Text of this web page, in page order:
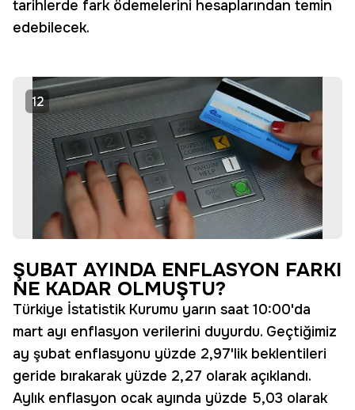
tarihlerde fark ödemelerini hesaplarından temin
edebilecek.
12
ŞUBAT AYINDA ENFLASYON FARKI
NE KADAR OLMUŞTU?
Türkiye İstatistik Kurumu yarın saat 10:00'da
mart ayı enflasyon verilerini duyurdu. Geçtiğimiz
ay şubat enflasyonu yüzde 2,97'lik beklentileri
geride bırakarak yüzde 2,27 olarak açıklandı.
Aylık enflasyon ocak ayında yüzde 5,03 olarak